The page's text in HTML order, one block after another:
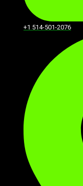
+1 514-501-2076